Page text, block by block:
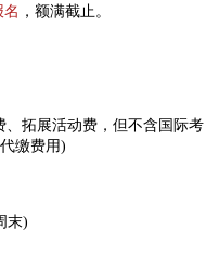
，额满截止。
拓展活动费，但不含国际考
缴费用)
末)